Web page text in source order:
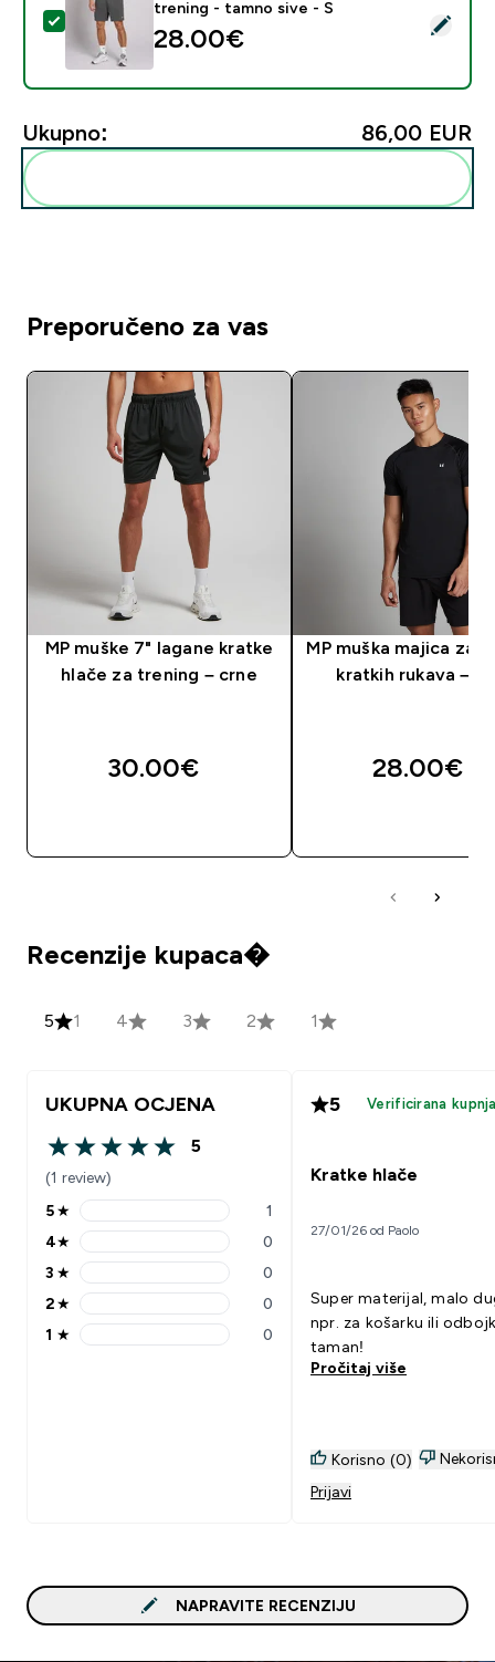
Odaberi ovaj proizvod - Muške MP lagane kratke
trening - tamno sive - S
28.00€‎
Ukupno: 86,00 EUR‎
Preporučeno za vas
MP muške 7" lagane kratke
hlače za trening – crne
30.00€‎
MP muška majica za
kratkih rukava –
28.00€‎
Recenzije kupaca�
5 1 4 3 2 1
UKUPNA OCJENA
5 out of 5 stars
5
(1 review)
5 stars rating 1 reviews
5★ 1
4 stars rating 0 reviews
4★ 0
3 stars rating 0 reviews
3 ★ 0
2 stars rating 0 reviews
2★ 0
1 stars rating 0 reviews
1 ★ 0
5 Verificirana
Kratke hlače
27/01/26 od Paolo
Super materijal, malo
npr. za košarku ili
taman!
Pročitaj više
Korisno (0)
Prijavi
NAPRAVITE RECENZIJU